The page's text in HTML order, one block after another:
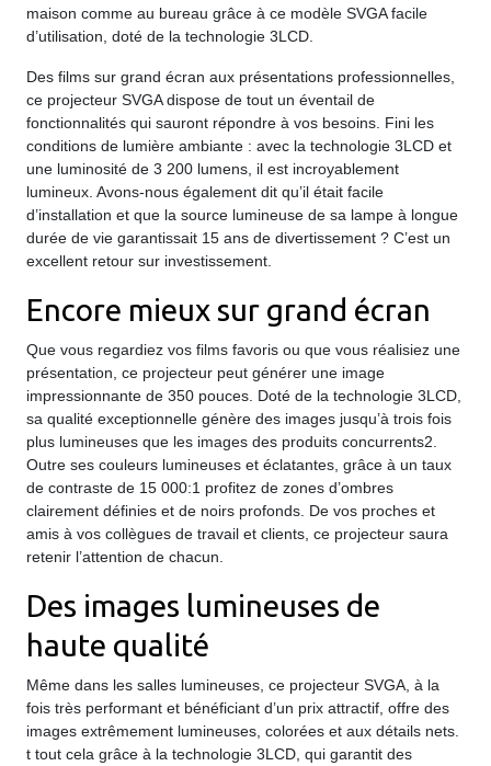
maison comme au bureau grâce à ce modèle SVGA facile
d’utilisation, doté de la technologie 3LCD.
Des films sur grand écran aux présentations professionnelles,
ce projecteur SVGA dispose de tout un éventail de
fonctionnalités qui sauront répondre à vos besoins. Fini les
conditions de lumière ambiante : avec la technologie 3LCD et
une luminosité de 3 200 lumens, il est incroyablement
lumineux. Avons-nous également dit qu’il était facile
d’installation et que la source lumineuse de sa lampe à longue
durée de vie garantissait 15 ans de divertissement ? C’est un
excellent retour sur investissement.
Encore mieux sur grand écran
Que vous regardiez vos films favoris ou que vous réalisiez une
présentation, ce projecteur peut générer une image
impressionnante de 350 pouces. Doté de la technologie 3LCD,
sa qualité exceptionnelle génère des images jusqu’à trois fois
plus lumineuses que les images des produits concurrents2.
Outre ses couleurs lumineuses et éclatantes, grâce à un taux
de contraste de 15 000:1 profitez de zones d’ombres
clairement définies et de noirs profonds. De vos proches et
amis à vos collègues de travail et clients, ce projecteur saura
retenir l’attention de chacun.
Des images lumineuses de
haute qualité
Même dans les salles lumineuses, ce projecteur SVGA, à la
fois très performant et bénéficiant d’un prix attractif, offre des
images extrêmement lumineuses, colorées et aux détails nets.
t tout cela grâce à la technologie 3LCD, qui garantit des